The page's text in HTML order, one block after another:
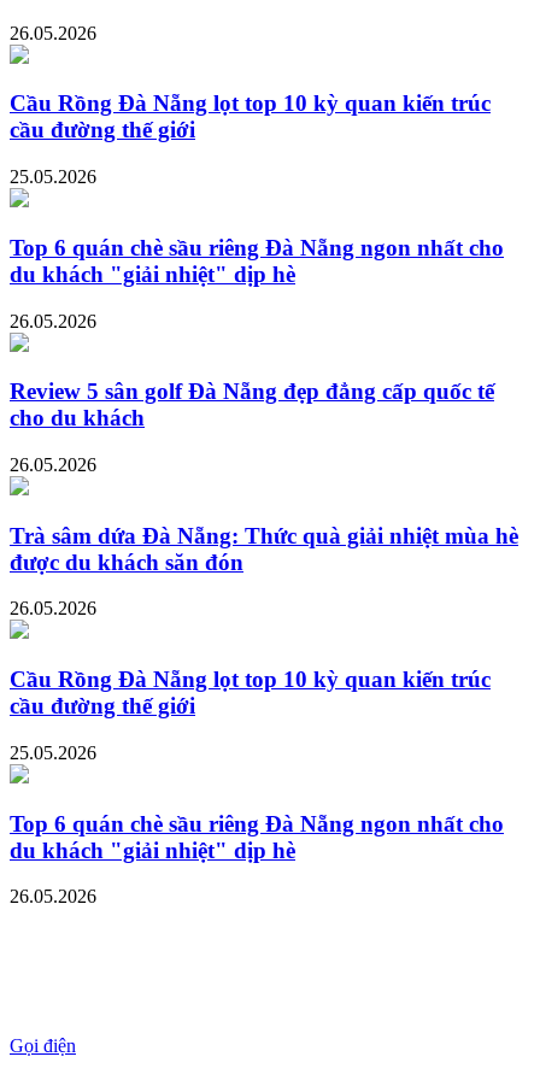
26.05.2026
Cầu Rồng Đà Nẵng lọt top 10 kỳ quan kiến trúc
cầu đường thế giới
25.05.2026
Top 6 quán chè sầu riêng Đà Nẵng ngon nhất cho
du khách "giải nhiệt" dịp hè
26.05.2026
Review 5 sân golf Đà Nẵng đẹp đẳng cấp quốc tế
cho du khách
26.05.2026
Trà sâm dứa Đà Nẵng: Thức quà giải nhiệt mùa hè
được du khách săn đón
26.05.2026
Cầu Rồng Đà Nẵng lọt top 10 kỳ quan kiến trúc
cầu đường thế giới
25.05.2026
Top 6 quán chè sầu riêng Đà Nẵng ngon nhất cho
du khách "giải nhiệt" dịp hè
26.05.2026
Gọi điện